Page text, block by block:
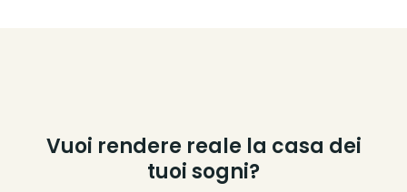
Vuoi rendere reale la casa dei
tuoi sogni?